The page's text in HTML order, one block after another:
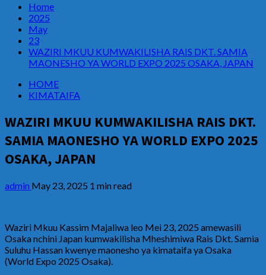
Home
2025
May
23
WAZIRI MKUU KUMWAKILISHA RAIS DKT. SAMIA
MAONESHO YA WORLD EXPO 2025 OSAKA, JAPAN
HOME
KIMATAIFA
WAZIRI MKUU KUMWAKILISHA RAIS DKT.
SAMIA MAONESHO YA WORLD EXPO 2025
OSAKA, JAPAN
admin May 23, 2025 1 min read
Waziri Mkuu Kassim Majaliwa leo Mei 23, 2025 amewasili
Osaka nchini Japan kumwakilisha Mheshimiwa Rais Dkt. Samia
Suluhu Hassan kwenye maonesho ya kimataifa ya Osaka
(World Expo 2025 Osaka).